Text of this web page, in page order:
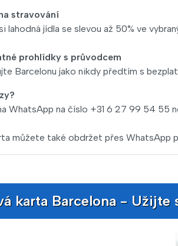
stravování
lahodná jídla se slevou až 50% ve
prohlídky s průvodcem
Barcelonu jako nikdy předtím s
WhatsApp na číslo +31 6 27 99 54 55
můžete také obdržet přes WhatsApp
karta Barcelona -